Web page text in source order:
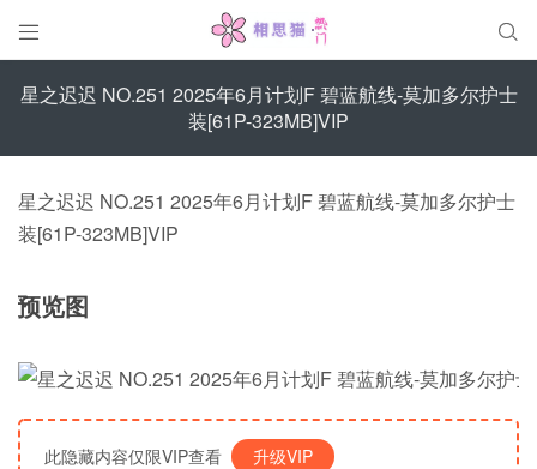
 
星之迟迟 NO.251 2025年6月计划F 碧蓝航线-莫加多尔护士
装[61P-323MB]VIP
星之迟迟 NO.251 2025年6月计划F 碧蓝航线-莫加多尔护士
装[61P-323MB]VIP
预览图
此隐藏内容仅限VIP查看 升级VIP